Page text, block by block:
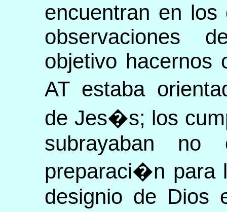
encuentran en los
observaciones
objetivo hacernos
AT estaba
de Jes�s; los
subrayaban
preparaci�n para
designio de Dios